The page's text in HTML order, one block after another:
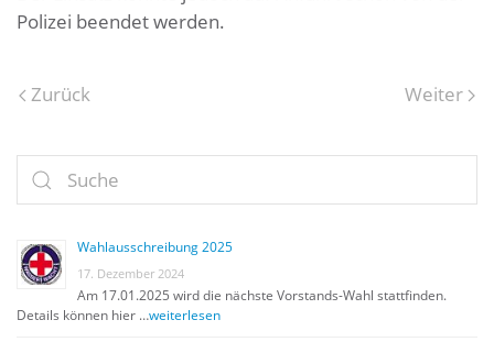
Polizei beendet werden.
Zurück Weiter
Wahlausschreibung 2025
17. Dezember 2024
Am 17.01.2025 wird die nächste Vorstands-Wahl stattfinden.
Details können hier …weiterlesen